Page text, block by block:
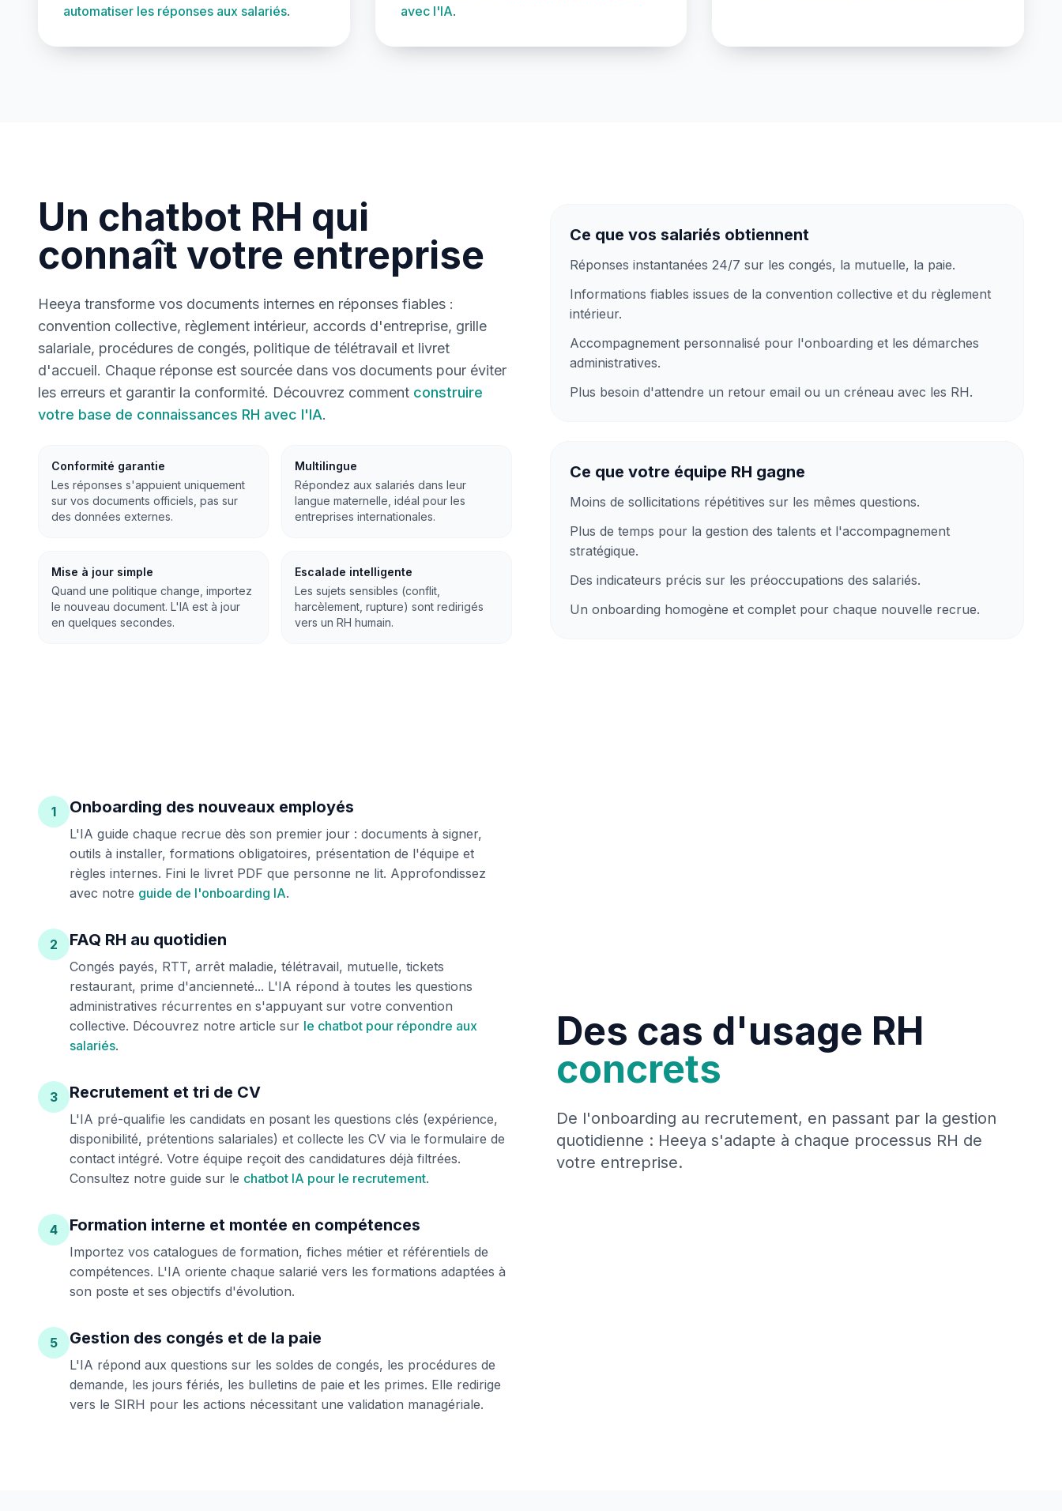
automatiser les réponses aux salariés.
avec l'IA.
Un chatbot RH qui
connaît votre entreprise
Heeya transforme vos documents internes en réponses fiables :
convention collective, règlement intérieur, accords d'entreprise, grille
salariale, procédures de congés, politique de télétravail et livret
d'accueil. Chaque réponse est sourcée dans vos documents pour éviter
les erreurs et garantir la conformité. Découvrez comment construire
votre base de connaissances RH avec l'IA.
Conformité garantie
Les réponses s'appuient uniquement
sur vos documents officiels, pas sur
des données externes.
Multilingue
Répondez aux salariés dans leur
langue maternelle, idéal pour les
entreprises internationales.
Mise à jour simple
Quand une politique change, importez
le nouveau document. L'IA est à jour
en quelques secondes.
Escalade intelligente
Les sujets sensibles (conflit,
harcèlement, rupture) sont redirigés
vers un RH humain.
Ce que vos salariés obtiennent
Réponses instantanées 24/7 sur les congés, la mutuelle, la paie.
Informations fiables issues de la convention collective et du règlement
intérieur.
Accompagnement personnalisé pour l'onboarding et les démarches
administratives.
Plus besoin d'attendre un retour email ou un créneau avec les RH.
Ce que votre équipe RH gagne
Moins de sollicitations répétitives sur les mêmes questions.
Plus de temps pour la gestion des talents et l'accompagnement
stratégique.
Des indicateurs précis sur les préoccupations des salariés.
Un onboarding homogène et complet pour chaque nouvelle recrue.
1 Onboarding des nouveaux employés
L'IA guide chaque recrue dès son premier jour : documents à signer,
outils à installer, formations obligatoires, présentation de l'équipe et
règles internes. Fini le livret PDF que personne ne lit. Approfondissez
avec notre guide de l'onboarding IA.
2 FAQ RH au quotidien
Congés payés, RTT, arrêt maladie, télétravail, mutuelle, tickets
restaurant, prime d'ancienneté... L'IA répond à toutes les questions
administratives récurrentes en s'appuyant sur votre convention
collective. Découvrez notre article sur le chatbot pour répondre aux
salariés.
3 Recrutement et tri de CV
L'IA pré-qualifie les candidats en posant les questions clés (expérience,
disponibilité, prétentions salariales) et collecte les CV via le formulaire de
contact intégré. Votre équipe reçoit des candidatures déjà filtrées.
Consultez notre guide sur le chatbot IA pour le recrutement.
4 Formation interne et montée en compétences
Importez vos catalogues de formation, fiches métier et référentiels de
compétences. L'IA oriente chaque salarié vers les formations adaptées à
son poste et ses objectifs d'évolution.
5 Gestion des congés et de la paie
L'IA répond aux questions sur les soldes de congés, les procédures de
demande, les jours fériés, les bulletins de paie et les primes. Elle redirige
vers le SIRH pour les actions nécessitant une validation managériale.
Des cas d'usage RH
concrets
De l'onboarding au recrutement, en passant par la gestion
quotidienne : Heeya s'adapte à chaque processus RH de
votre entreprise.